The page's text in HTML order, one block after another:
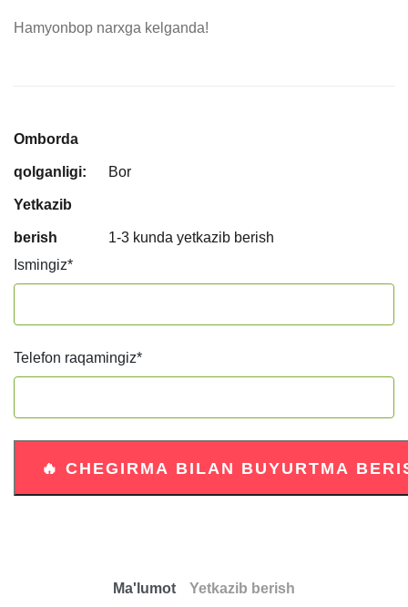
Hamyonbop narxga kelganda!
Omborda
qolganligi: Bor
Yetkazib
berish
1-3 kunda yetkazib berish
Ismingiz*
Telefon raqamingiz*
Ma'lumot Yetkazib berish